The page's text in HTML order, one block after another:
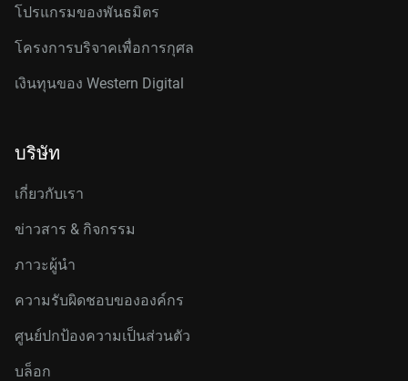
โปรแกรมของพันธมิตร
โครงการบริจาคเพื่อการกุศล
เงินทุนของ Western Digital
บริษัท
เกี่ยวกับเรา
ข่าวสาร & กิจกรรม
ภาวะผู้นำ
ความรับผิดชอบขององค์กร
ศูนย์ปกป้องความเป็นส่วนตัว
บล็อก